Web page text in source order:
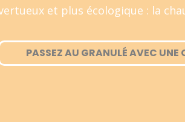
et plus écologique : la
PASSEZ AU GRANULÉ AVEC